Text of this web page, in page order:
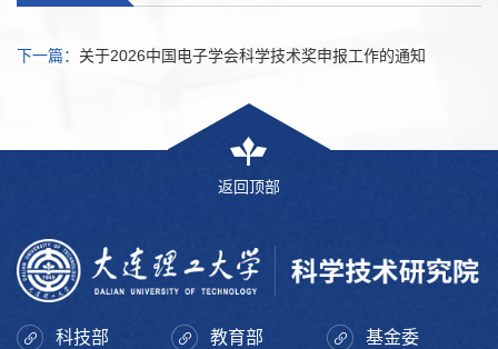
下一篇： 关于2026中国电子学会科学技术奖申报工作的通知
返回顶部
科技部 教育部 基金委